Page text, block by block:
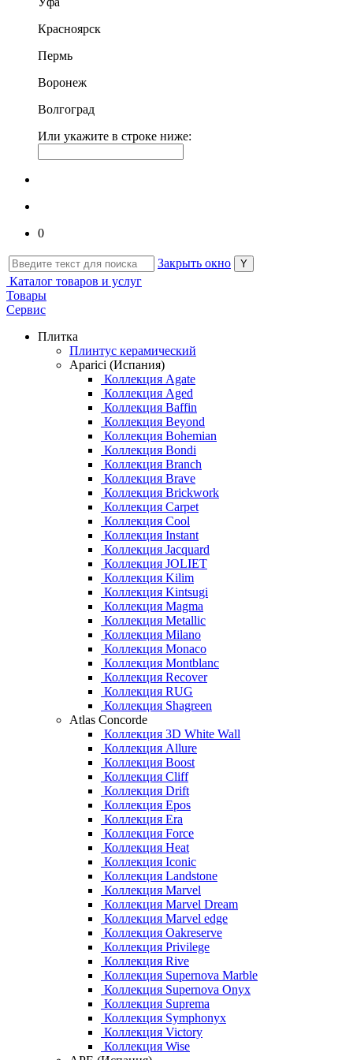
Красноярск
Пермь
Воронеж
Волгоград
Или укажите в строке ниже:
0
Закрыть окно
Каталог товаров и услуг
Товары
Сервис
Плитка
Плинтус керамический
Aparici (Испания)
Коллекция Agate
Коллекция Aged
Коллекция Baffin
Коллекция Beyond
Коллекция Bohemian
Коллекция Bondi
Коллекция Branch
Коллекция Brave
Коллекция Brickwork
Коллекция Carpet
Коллекция Cool
Коллекция Instant
Коллекция Jacquard
Коллекция JOLIET
Коллекция Kilim
Коллекция Kintsugi
Коллекция Magma
Коллекция Metallic
Коллекция Milano
Коллекция Monaco
Коллекция Montblanc
Коллекция Recover
Коллекция RUG
Коллекция Shagreen
Atlas Concorde
Коллекция 3D White Wall
Коллекция Allure
Коллекция Boost
Коллекция Cliff
Коллекция Drift
Коллекция Epos
Коллекция Era
Коллекция Force
Коллекция Heat
Коллекция Iconic
Коллекция Landstone
Коллекция Marvel
Коллекция Marvel Dream
Коллекция Marvel edge
Коллекция Oakreserve
Коллекция Privilege
Коллекция Rive
Коллекция Supernova Marble
Коллекция Supernova Onyx
Коллекция Suprema
Коллекция Symphonyx
Коллекция Victory
Коллекция Wise